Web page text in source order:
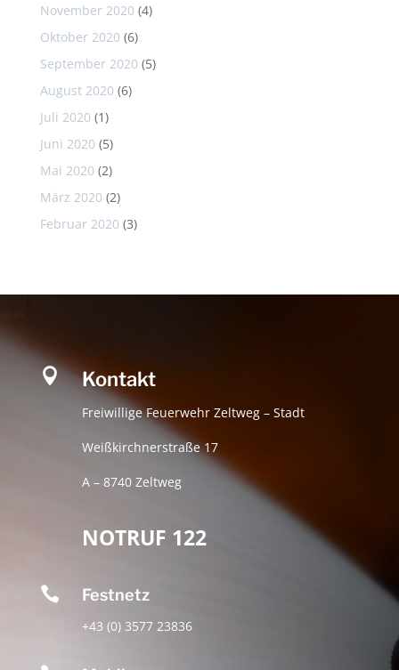
November 2020 (4)
Oktober 2020 (6)
September 2020 (5)
August 2020 (6)
Juli 2020 (1)
Juni 2020 (5)
Mai 2020 (2)
März 2020 (2)
Februar 2020 (3)
 Kontakt
Freiwillige Feuerwehr Zeltweg – Stadt
Weißkirchnerstraße 17
A – 8740 Zeltweg
NOTRUF 122
 Festnetz
+43 (0) 3577 23836